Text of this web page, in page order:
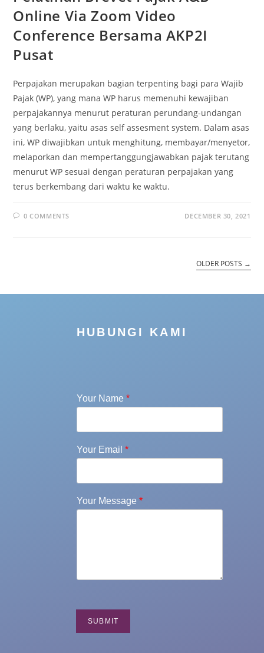
Online Via Zoom Video
Conference Bersama AKP2I
Pusat
Perpajakan merupakan bagian terpenting bagi para Wajib
Pajak (WP), yang mana WP harus memenuhi kewajiban
perpajakannya menurut peraturan perundang-undangan
yang berlaku, yaitu asas self assesment system. Dalam asas
ini, WP diwajibkan untuk menghitung, membayar/menyetor,
melaporkan dan mempertanggungjawabkan pajak terutang
menurut WP sesuai dengan peraturan perpajakan yang
terus berkembang dari waktu ke waktu.
0 COMMENTS DECEMBER 30, 2021
OLDER POSTS →
HUBUNGI KAMI
Your Name *
Your Email *
Your Message *
SUBMIT